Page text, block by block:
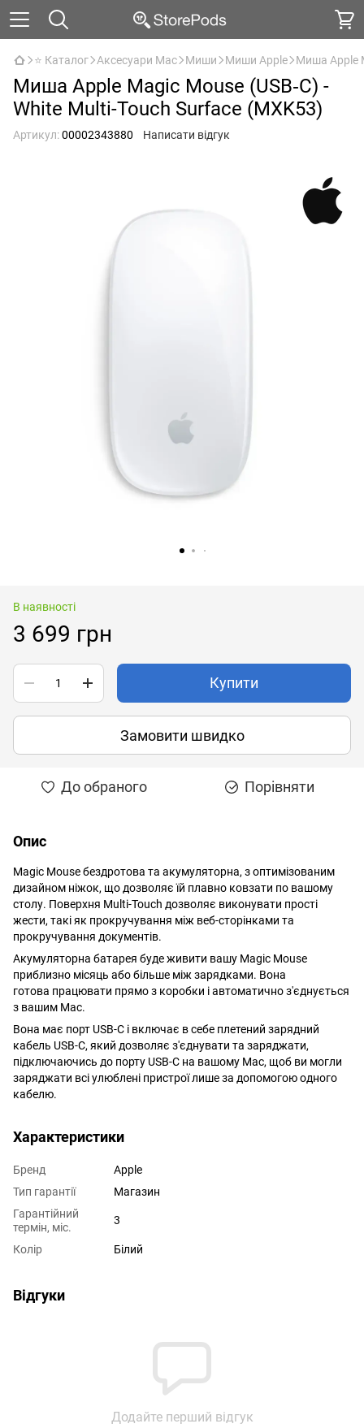
⭐ Каталог Аксесуари Mac Миши Миши Apple Миша Apple
Миша Apple Magic Mouse (USB‑C) -
White Multi-Touch Surface (MXK53)
Артикул:00002343880 Написати відгук
В наявності
3 699 грн
Купити
Замовити швидко
До обраного Порівняти
Опис
Magic Mouse бездротова та акумуляторна, з оптимізованим
дизайном ніжок, що дозволяє їй плавно ковзати по вашому
столу. Поверхня Multi-Touch дозволяє виконувати прості
жести, такі як прокручування між веб-сторінками та
прокручування документів.
Акумуляторна батарея буде живити вашу Magic Mouse
приблизно місяць або більше між зарядками. Вона
готова працювати прямо з коробки і автоматично з'єднується
з вашим Mac.
Вона має порт USB-C і включає в себе плетений зарядний
кабель USB-C, який дозволяє з'єднувати та заряджати,
підключаючись до порту USB-C на вашому Mac, щоб ви могли
заряджати всі улюблені пристрої лише за допомогою одного
кабелю.
Характеристики
Бренд
Apple
Тип гарантії
Магазин
Гарантійний
термін, міс.
3
Колір Білий
Відгуки
Додайте перший відгук